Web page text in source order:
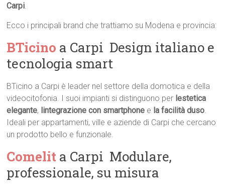
Carpi.
Ecco i principali brand che trattiamo su Modena e provincia:
BTicino a Carpi  Design italiano e
tecnologia smart
BTicino a Carpi è leader nel settore della domotica e della
videocitofonia. I suoi impianti si distinguono per lestetica
elegante, lintegrazione con smartphone e la facilità duso.
Ideali per appartamenti, ville e aziende di Carpi che cercano
un prodotto bello e funzionale.
Comelit a Carpi  Modulare,
professionale, su misura